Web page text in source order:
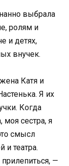
выбрала
ролям и
и детях,
внучек.
Катя и
Я их
Когда
моя сестра, я
смысл
и театра.
—